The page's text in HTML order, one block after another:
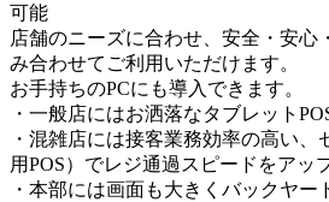
可能
店舗のニーズに合わせ、安全・安心
み合わせてご利用いただけます。
お手持ちのPCにも導入できます。
・一般店にはお洒落なタブレット
・混雑店には接客業務効率の高い、
用POS）でレジ通過スピードをアッ
・本部には画面も大きくバックヤー